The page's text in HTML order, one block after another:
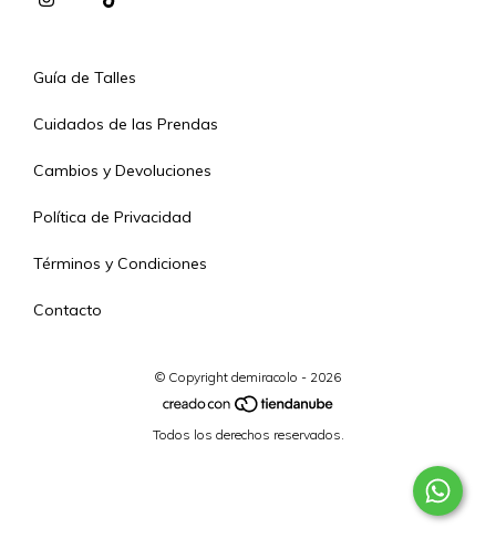
Guía de Talles
Cuidados de las Prendas
Cambios y Devoluciones
Política de Privacidad
Términos y Condiciones
Contacto
© Copyright demiracolo - 2026
Todos los derechos reservados.